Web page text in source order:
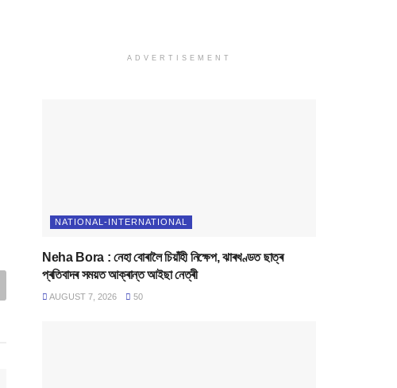
ADVERTISEMENT
NATIONAL-INTERNATIONAL
Neha Bora : নেহা বোৰালৈ চিয়াঁহী নিক্ষেপ, ঝাৰখণ্ডত ছাত্ৰ
প্ৰতিবাদৰ সময়ত আক্ৰান্ত আইছা নেত্ৰী
AUGUST 7, 2026 50